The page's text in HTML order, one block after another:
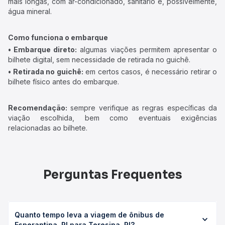
água mineral.
Como funciona o embarque
• Embarque direto: algumas viações permitem apresentar o
bilhete digital, sem necessidade de retirada no guichê.
• Retirada no guichê: em certos casos, é necessário retirar o
bilhete físico antes do embarque.
Recomendação: sempre verifique as regras específicas da
viação escolhida, bem como eventuais exigências
relacionadas ao bilhete.
Perguntas Frequentes
Quanto tempo leva a viagem de ônibus de